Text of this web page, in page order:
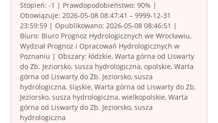
Stopień: -1 | Prawdopodobieństwo: 90% |
Obowiązuje: 2026-05-08 08:47:41 – 9999-12-31
23:59:59 | Opublikowano: 2026-05-08 08:46:51 |
Biuro: Biuro Prognoz Hydrologicznych we Wrocławiu,
Wydział Prognoz i Opracowań Hydrologicznych w
Poznaniu | Obszary: łódzkie, Warta górna od Liswarty
do Zb. Jeziorsko, susza hydrologiczna, opolskie, Warta
górna od Liswarty do Zb. Jeziorsko, susza
hydrologiczna, śląskie, Warta górna od Liswarty do Zb.
Jeziorsko, susza hydrologiczna, wielkopolskie, Warta
górna od Liswarty do Zb. Jeziorsko, susza
hydrologiczna